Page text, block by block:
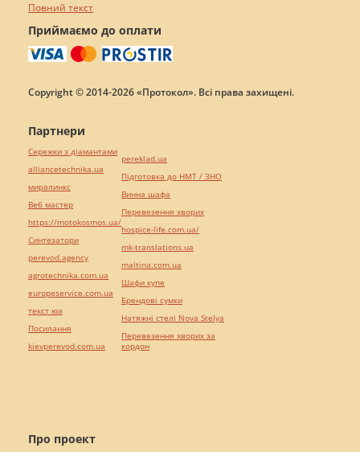
Повний текст
Приймаємо до оплати
Copyright © 2014-2026 «Протокол». Всі права захищені.
Про проект
Партнери
Сережки з діамантами
alliancetechnika.ua
миралинкс
Веб мастер
https://motokosmos.ua/
Синтезатори
perevod.agency
agrotechnika.com.ua
europeservice.com.ua
текст юа
Посилання
kievperevod.com.ua
pereklad.ua
Підготовка до НМТ / ЗНО
Винна шафа
Перевезення хворих
hospice-life.com.ua/
mk-translations.ua
maltina.com.ua
Шафи купе
Брендові сумки
Натяжні стелі Nova Stelya
Перевезення хворих за
кордон